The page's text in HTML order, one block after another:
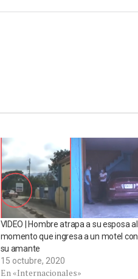
VIDEO | Hombre atrapa a su esposa al
momento que ingresa a un motel con
su amante
15 octubre, 2020
En «Internacionales»